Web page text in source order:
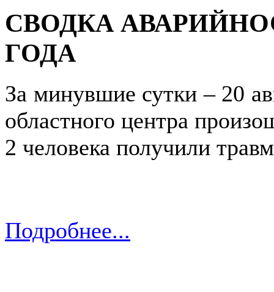
СВОДКА
ГОДА
За минувшие сутки – 20
областного центра
2 человека получили
Подробнее...